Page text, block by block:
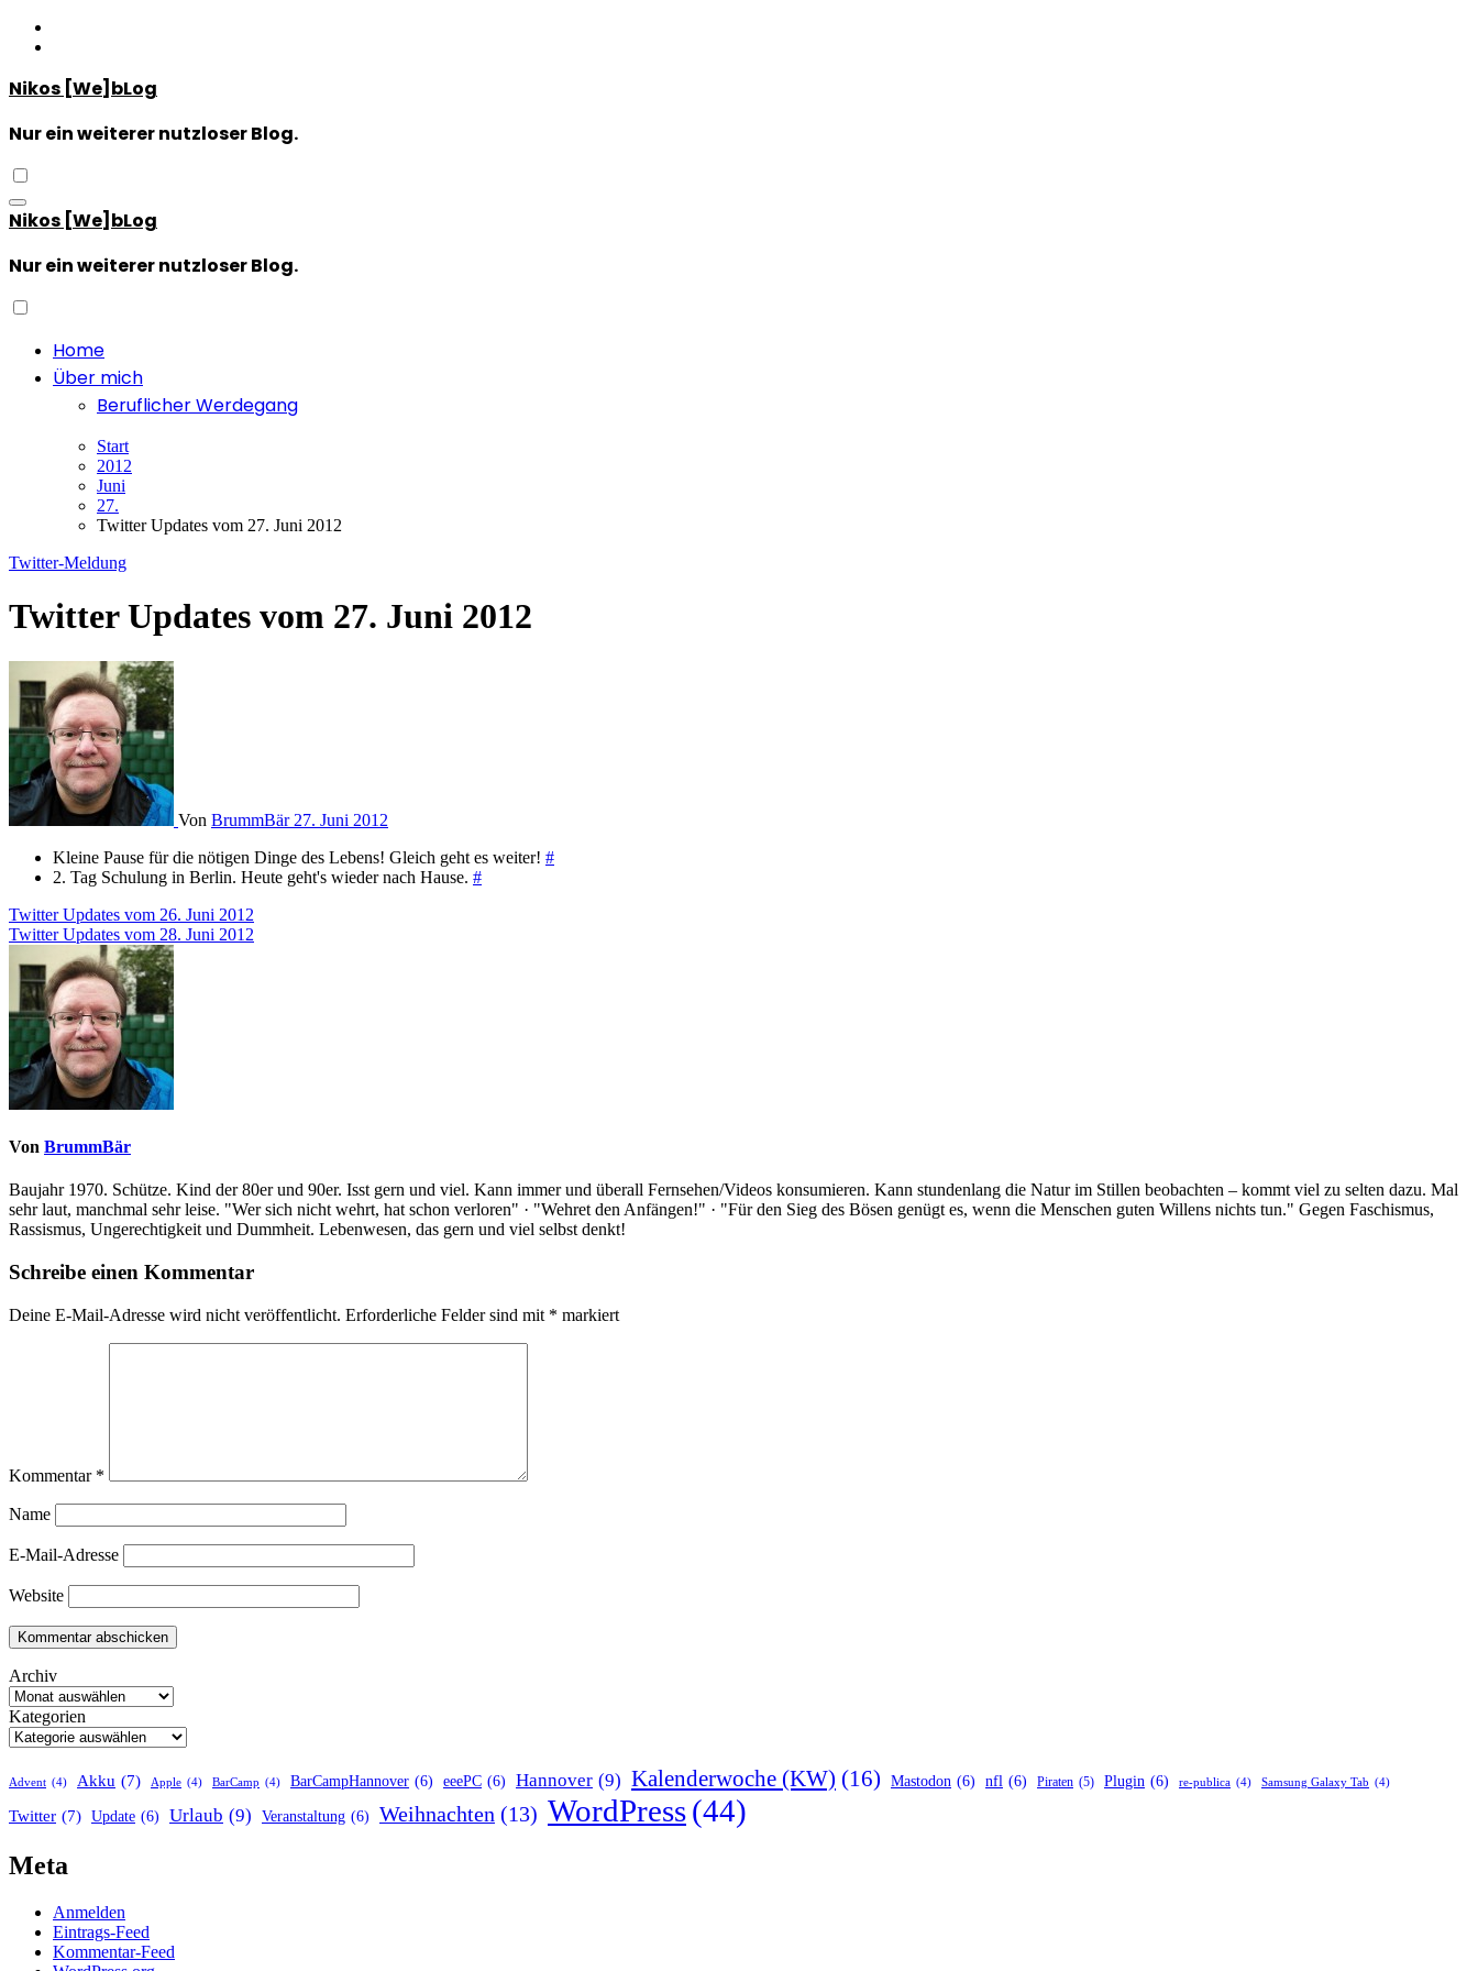
Zum
Inhalt
Nikos [We]bLog
Nur ein weiterer nutzloser Blog.
Nikos [We]bLog
Nur ein weiterer nutzloser Blog.
Home
Über mich
Beruflicher Werdegang
Start
2012
Juni
27.
Twitter Updates vom 27. Juni 2012
Twitter-Meldung
Twitter Updates vom 27. Juni 2012
Von BrummBär 27. Juni 2012
Kleine Pause für die nötigen Dinge des Lebens! Gleich geht es weiter! #
2. Tag Schulung in Berlin. Heute geht's wieder nach Hause. #
Beitragsnavigation
Twitter Updates vom 26. Juni 2012
Twitter Updates vom 28. Juni 2012
Von BrummBär
Baujahr 1970. Schütze. Kind der 80er und 90er. Isst gern und viel. Kann immer und überall Fernsehen/Videos konsumieren. Kann stundenlang die Natur im Stillen beobachten – kommt viel zu selten dazu. Mal
sehr laut, manchmal sehr leise. "Wer sich nicht wehrt, hat schon verloren" · "Wehret den Anfängen!" · "Für den Sieg des Bösen genügt es, wenn die Menschen guten Willens nichts tun." Gegen Faschismus,
Rassismus, Ungerechtigkeit und Dummheit. Lebenwesen, das gern und viel selbst denkt!
Schreibe einen Kommentar
Deine E-Mail-Adresse wird nicht veröffentlicht. Erforderliche Felder sind mit * markiert
Kommentar *
Name
E-Mail-Adresse
Website
Archiv
Kategorien
Advent (4) Akku (7) Apple (4) BarCamp (4) BarCampHannover (6) eeePC (6) Hannover (9) Kalenderwoche (KW) (16) Mastodon (6) nfl (6) Piraten (5) Plugin (6) re-publica (4) Samsung Galaxy Tab (4)
Twitter (7) Update (6) Urlaub (9) Veranstaltung (6) Weihnachten (13) WordPress(44)
Meta
Anmelden
Eintrags-Feed
Kommentar-Feed